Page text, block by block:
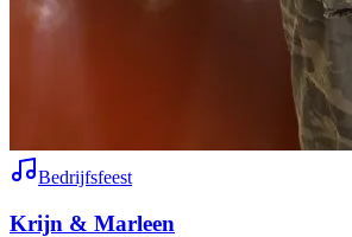
Bedrijfsfeest
Krijn & Marleen